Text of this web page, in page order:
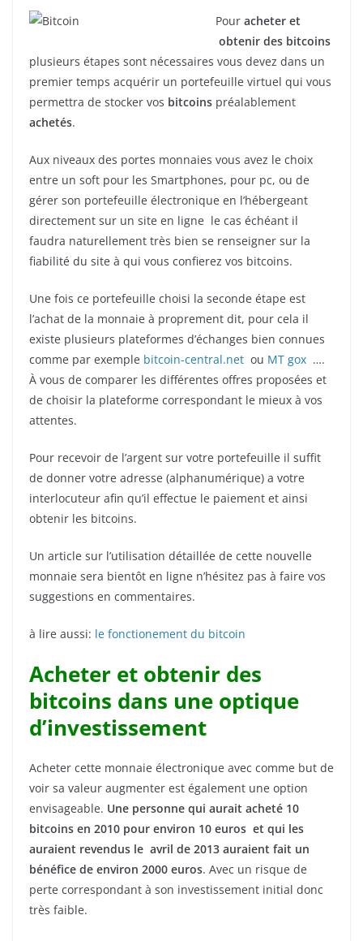
Pour acheter et
obtenir des bitcoins
plusieurs étapes sont nécessaires vous devez dans un
premier temps acquérir un portefeuille virtuel qui vous
permettra de stocker vos bitcoins préalablement
achetés.
Aux niveaux des portes monnaies vous avez le choix
entre un soft pour les Smartphones, pour pc, ou de
gérer son portefeuille électronique en l’hébergeant
directement sur un site en ligne le cas échéant il
faudra naturellement très bien se renseigner sur la
fiabilité du site à qui vous confierez vos bitcoins.
Une fois ce portefeuille choisi la seconde étape est
l’achat de la monnaie à proprement dit, pour cela il
existe plusieurs plateformes d’échanges bien connues
comme par exemple bitcoin-central.net ou MT gox ….
À vous de comparer les différentes offres proposées et
de choisir la plateforme correspondant le mieux à vos
attentes.
Pour recevoir de l’argent sur votre portefeuille il suffit
de donner votre adresse (alphanumérique) a votre
interlocuteur afin qu’il effectue le paiement et ainsi
obtenir les bitcoins.
Un article sur l’utilisation détaillée de cette nouvelle
monnaie sera bientôt en ligne n’hésitez pas à faire vos
suggestions en commentaires.
à lire aussi: le fonctionement du bitcoin
Acheter et obtenir des
bitcoins dans une optique
d’investissement
Acheter cette monnaie électronique avec comme but de
voir sa valeur augmenter est également une option
envisageable. Une personne qui aurait acheté 10
bitcoins en 2010 pour environ 10 euros et qui les
auraient revendus le avril de 2013 auraient fait un
bénéfice de environ 2000 euros. Avec un risque de
perte correspondant à son investissement initial donc
très faible.